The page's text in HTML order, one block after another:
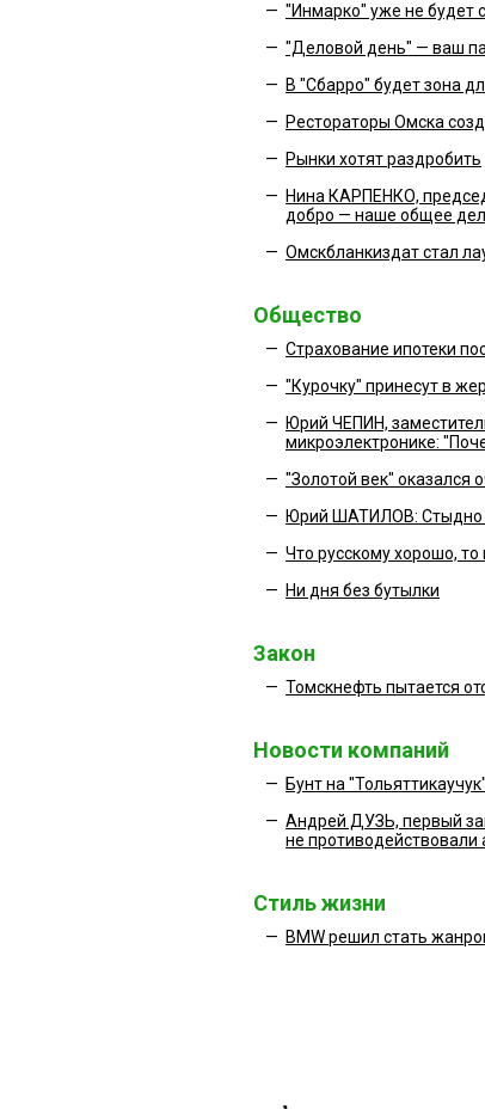
— "Инмарко" уже не будет
— "Деловой день" — ваш
— В "Сбарро" будет зона
— Рестораторы Омска
— Рынки хотят раздробить
— Нина КАРПЕНКО,
добро — наше общее
— Омскбланкиздат стал
Общество
— Страхование ипотеки
— "Курочку" принесут в
— Юрий ЧЕПИН,
микроэлектронике:
— "Золотой век" оказался
— Юрий ШАТИЛОВ: Стыдно
— Что русскому хорошо,
— Ни дня без бутылки
Закон
— Томскнефть пытается
Новости компаний
— Бунт на
— Андрей ДУЗЬ, первый
не
Стиль жизни
— BMW решил стать